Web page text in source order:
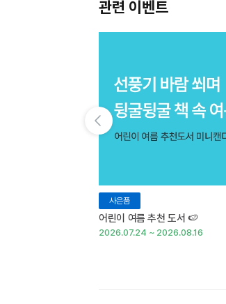
관련 이벤트
사은품
어린이 여름 추천 도서 🍉
2026.07.24 ~ 2026.08.16